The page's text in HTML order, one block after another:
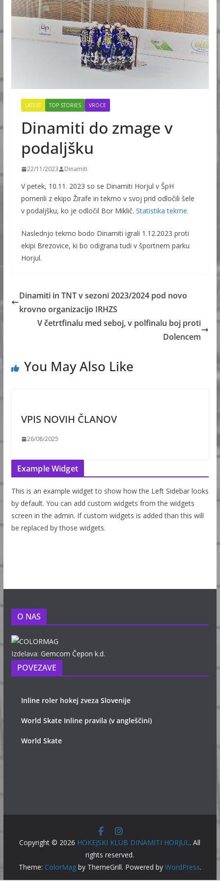
LATEST TOP STORIES VROCE
Dinamiti do zmage v
podaljšku
22/11/2023 Dinamiti
V petek, 10.11. 2023 so se Dinamiti Horjul v ŠpH
pomerili z ekipo Žirafe in tekmo v svoj prid odločili šele
v podaljšku, ko je odločil Bor Miklič. Statistika tekme.
Naslednjo tekmo bodo Dinamiti igrali 1.12.2023 proti
ekipi Brezovice, ki bo odigrana tudi v športnem parku
Horjul.
Dinamiti in TNT v sezoni 2023/2024 pod novo
krovno organizacijo IRHZS
V četrtfinalu med seboj, v polfinalu boj proti
Dolencem
You May Also Like
VPIS NOVIH ČLANOV
26/08/2025
Example Widget
This is an example widget to show how the Left Sidebar looks
by default. You can add custom widgets from the widgets
screen in the admin. If custom widgets is added than this will
be replaced by those widgets.
O NAS
Izdelava: Gemcom Čepon k.d.
POVEZAVE
Inline roler hokej zveza Slovenije
World Skate Inline pravila (v angleščini)
World Skate
Copyright © 2026 HOKEJSKI KLUB DINAMITI HORJUL. All
rights reserved.
Theme: ColorMagby ThemeGrill. Powered by WordPress.